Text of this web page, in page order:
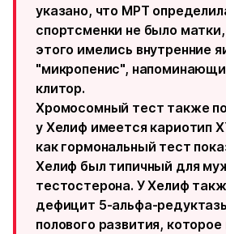
указано, что МРТ
спортсменки не было
этого имелись внутренние
"микропенис",
клитор.
Хромосомный тест также
у Хелиф имеется кариотип
как гормональный тест
Хелиф был типичный для
тестостерона. У Хелиф
дефицит 5-альфа-
полового развития,